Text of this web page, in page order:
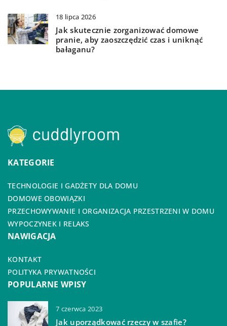
18 lipca 2026
Jak skutecznie zorganizować domowe
pranie, aby zaoszczędzić czas i uniknąć
bałaganu?
KATEGORIE
TECHNOLOGIE I GADŻETY DLA DOMU
DOMOWE OBOWIĄZKI
PRZECHOWYWANIE I ORGANIZACJA PRZESTRZENI W DOMU
WYPOCZYNEK I RELAKS
NAWIGACJA
KONTAKT
POLITYKA PRYWATNOŚCI
POPULARNE WPISY
7 czerwca 2023
Jak uporządkować rzeczy w szafie?